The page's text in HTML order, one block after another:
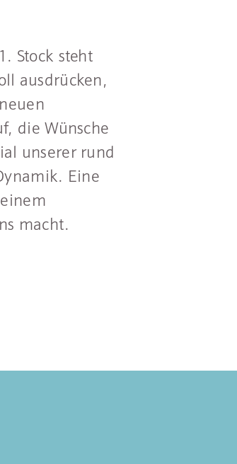
Stock steht
ausdrücken,
die Wünsche
unserer rund
Eine
macht.